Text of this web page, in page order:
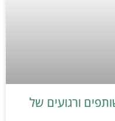
ורגועים של